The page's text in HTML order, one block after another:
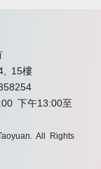
15樓
下午13:00至
All Rights